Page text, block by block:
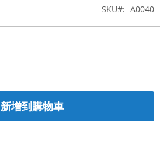
SKU A0040
新增到購物車